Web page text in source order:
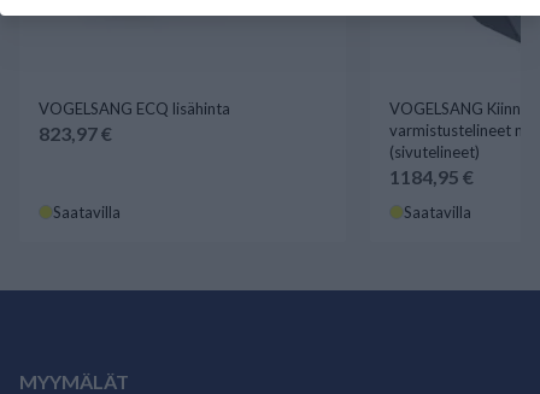
VOGELSANG ECQ lisähinta
823,97 €
Saatavilla
VOGELSANG
varmistustelineet
(sivutelineet)
1184,95 €
Saatavilla
MYYMÄLÄT